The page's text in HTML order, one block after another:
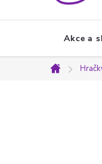
Akce a
Domů